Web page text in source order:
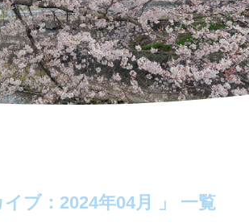
イブ：2024年04月 」 一覧